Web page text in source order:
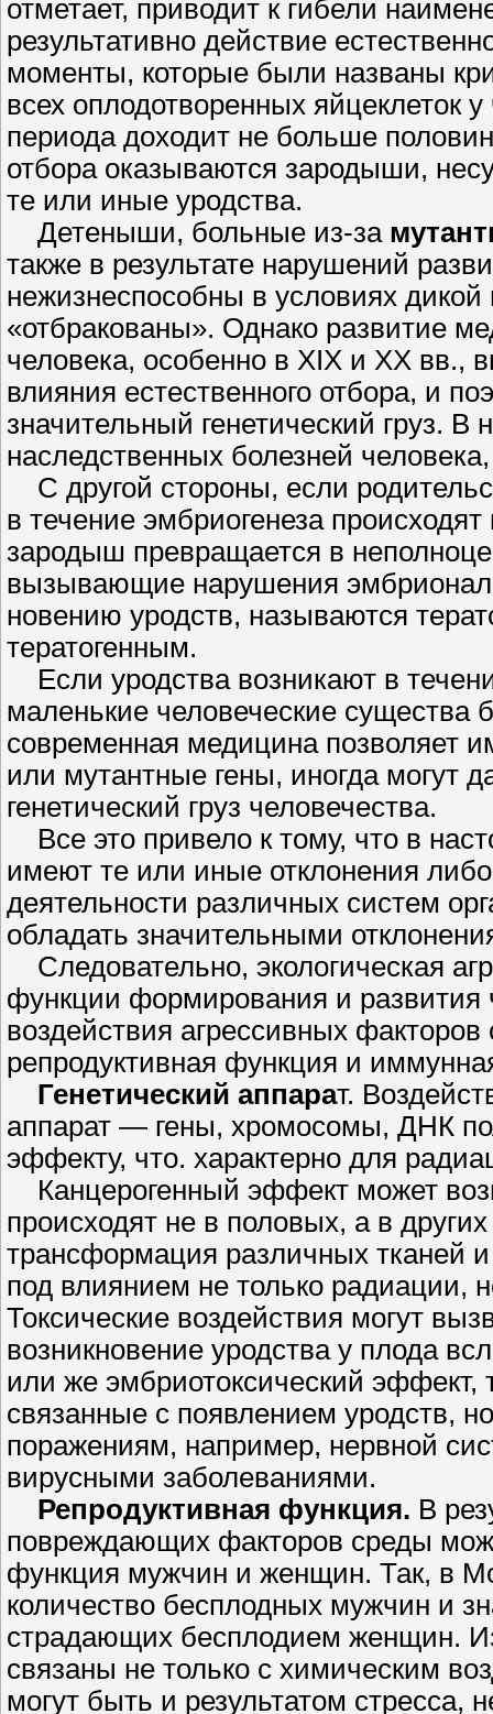
отметает, приводит к гибели
результативно действие
моменты, которые были названы
всех оплодотворенных яйцеклеток
периода доходит не больше
отбора оказываются зародыши,
те или иные уродства.
Детеныши, больные из-за
также в результате нарушений
нежизнеспособны в условиях
«отбракованы». Однако разви­тие
человека, особенно в XIX и XX вв.,
влияния естественного отбора, и
значительный генетический груз.
наследственных болезней
С другой стороны, если
в течение эмбриогенеза
зародыш превращается в
вызывающие нарушения
новению уродств, называются
тератогенным.
Если уродства возникают в
маленькие человеческие
современная медицина позволяет
или мутантные гены, иногда могут
генетиче­ский груз человечества.
Все это привело к тому, что в
имеют те или иные отклонения
деятельности различных систем
обладать значительными
Следовательно, экологическая
функции формирования и
воздействия агрессивных
репродуктивная функция и
Генетический аппарат.
аппарат — гены, хромосомы, ДНК
эффекту, что. характерно для
Канцерогенный эффект может
происходят не в половых, а в
трансформация различных тка­ней
под влиянием не только
Токсические воздействия могут
возникновение уродства у плода
или же эмбриотоксический
связанные с появле­нием уродств,
пора­жениям, например, нервной
вирусными заболеваниями.
Репродуктивная функция. В
повреждающих факторов среды
функция мужчин и женщин. Так, в
количество бесплодных мужчин и
страдающих бесплодием женщин.
связаны не только с химическим
могут быть и результатом стресса,